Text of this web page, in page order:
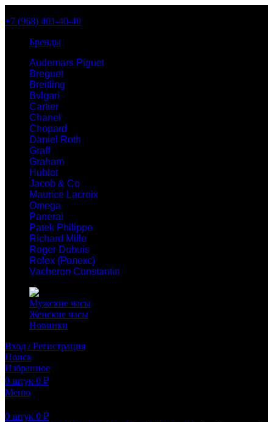
+7 (968) 401-40-40
Бренды
Audemars Piguet
Breguet
Breitling
Bvlgari
Cartier
Chanel
Chopard
Daniel Roth
Graff
Graham
Hublot
Jacob & Co
Maurice Lacroix
Omega
Panerai
Patek Philippe
Richard Mille
Roger Dubuis
Rolex (Ролекс)
Vacheron Constantin
Мужские часы
Женские часы
Новинки
Вход / Регистрация
Поиск
Избранное
0 штук 0 ₽
Меню
0 штук 0 ₽